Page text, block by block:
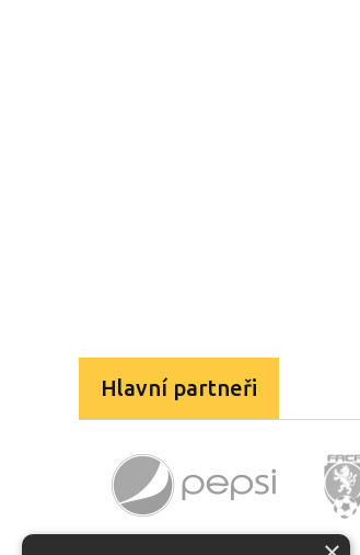
Hlavní partneři